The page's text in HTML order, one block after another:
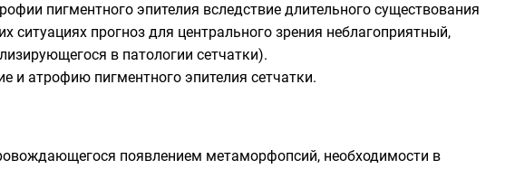
пигментного эпителия вследствие длительного существования
прогноз для центрального зрения неблагоприятный,
в патологии сетчатки).
и атрофию пигментного эпителия сетчатки.
появлением метаморфопсий, необходимости в